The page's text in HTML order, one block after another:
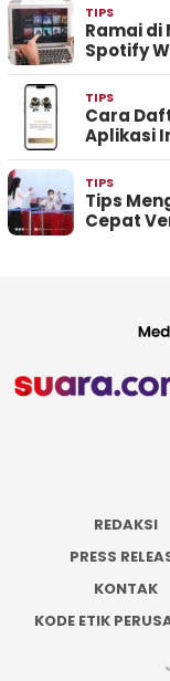
TIPS
Ramai di
Spotify
TIPS
Cara
Aplikasi
TIPS
Tips
Cepat
REDAKSI
PRESS
KONTAK
KODE ETIK